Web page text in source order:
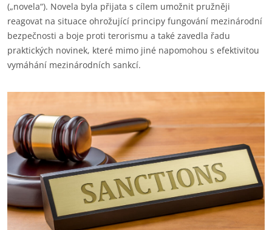
(„novela“). Novela byla přijata s cílem umožnit pružněji
reagovat na situace ohrožující principy fungování mezinárodní
bezpečnosti a boje proti terorismu a také zavedla řadu
praktických novinek, které mimo jiné napomohou s efektivitou
vymáhání mezinárodních sankcí.